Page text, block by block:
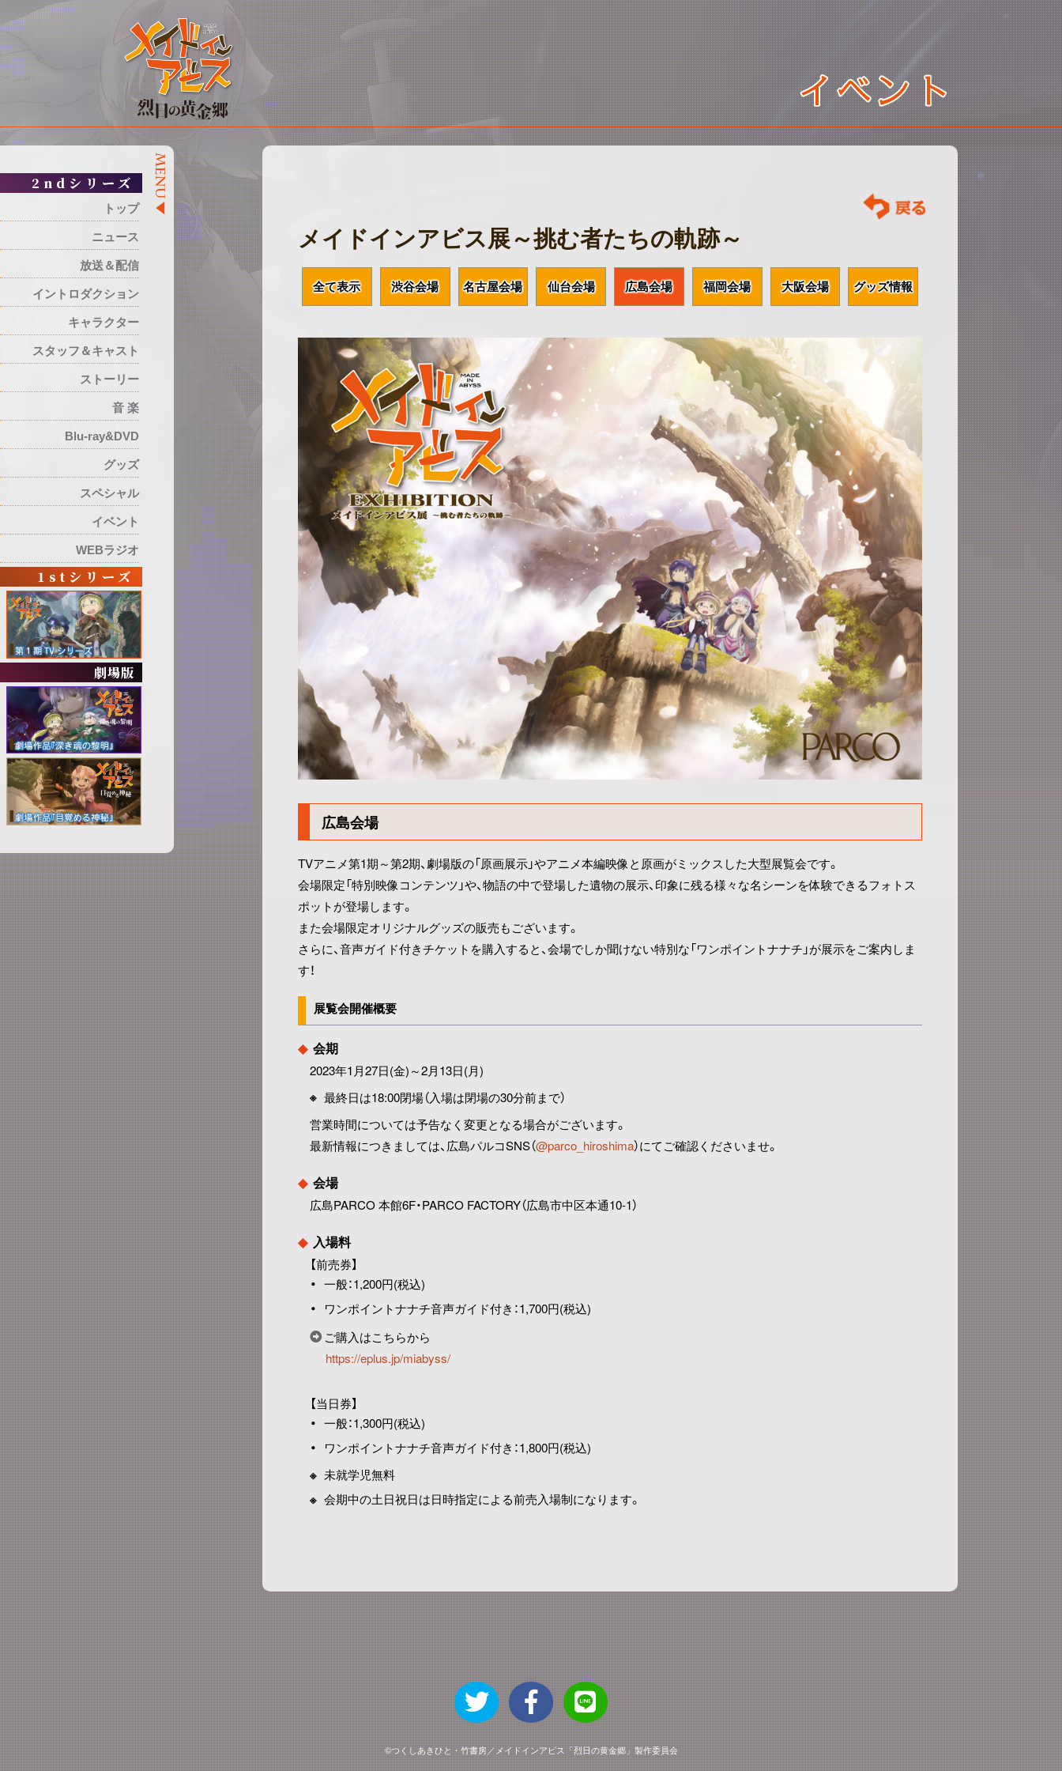
2ndシリーズ
トップ
ニュース
放送＆配信
イントロダクション
キャラクター
スタッフ＆キャスト
ストーリー
音 楽
Blu-ray&DVD
グッズ
スペシャル
イベント
WEBラジオ
1stシリーズ
劇場版
メイドインアビス展～挑む者たちの軌跡～
全て表示 渋谷会場 名古屋会場 仙台会場 広島会場 福岡会場 大阪会場 グッズ情報
広島会場
TVアニメ第1期～第2期、劇場版の「原画展示」やアニメ本編映像と原画がミックスした大型展覧会です。
会場限定「特別映像コンテンツ」や、物語の中で登場した遺物の展示、印象に残る様々な名シーンを体験できるフォトス
ポットが登場します。
また会場限定オリジナルグッズの販売もございます。
さらに、音声ガイド付きチケットを購入すると、会場でしか聞けない特別な「ワンポイントナナチ」が展示をご案内しま
す！
展覧会開催概要
会期
2023年1月27日(金)～2月13日(月)
最終日は18:00閉場（入場は閉場の30分前まで）
営業時間については予告なく変更となる場合がございます。
最新情報につきましては、広島パルコSNS（@parco_hiroshima）にてご確認くださいませ。
会場
広島PARCO 本館6F・PARCO FACTORY（広島市中区本通10-1）
入場料
【前売券】
一般：1,200円(税込)
ワンポイントナナチ音声ガイド付き：1,700円(税込)
ご購入はこちらから
https://eplus.jp/miabyss/
【当日券】
一般：1,300円(税込)
ワンポイントナナチ音声ガイド付き：1,800円(税込)
未就学児無料
会期中の土日祝日は日時指定による前売入場制になります。
©つくしあきひと・竹書房／メイドインアビス「烈日の黄金郷」製作委員会